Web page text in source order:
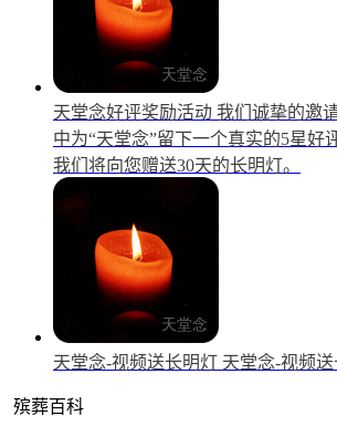
天堂念好评奖励活动 我们诚挚的邀
中为“天堂念”留下一个真实的5星好
我们将向您赠送30天的长明灯。
天堂念-视频送长明灯 天堂念-视频
殡葬百科